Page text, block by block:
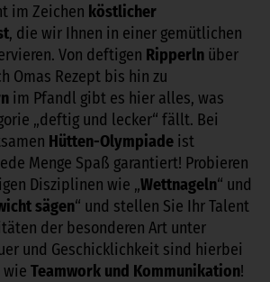
im Zeichen köstlicher
, die wir Ihnen in einer gemütlichen
Von deftigen Ripperln über
Omas Rezept bis hin zu
im Pfandl gibt es hier alles, was
„deftig und lecker“ fällt. Bei
Hütten-Olympiade ist
Menge Spaß garantiert! Probieren
Disziplinen wie „Wettnageln“ und
sägen“ und stellen Sie Ihr Talent
der besonderen Art unter
und Geschicklichkeit sind hierbei
wie Teamwork und Kommunikation!